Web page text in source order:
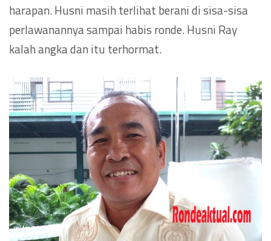
harapan. Husni masih terlihat berani di sisa-sisa
perlawanannya sampai habis ronde. Husni Ray
kalah angka dan itu terhormat.